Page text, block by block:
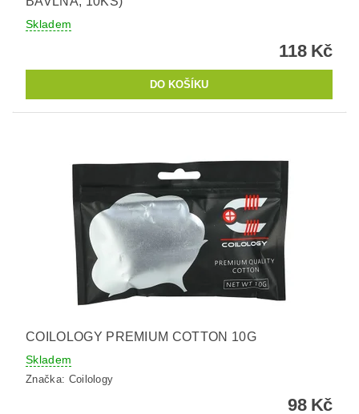
Skladem
118 Kč
COILOLOGY PREMIUM COTTON 10G
Skladem
Značka: Coilology
98 Kč